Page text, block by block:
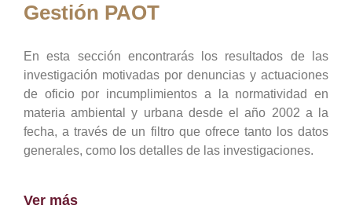
Gestión PAOT
En esta sección encontrarás los resultados de las
investigación motivadas por denuncias y actuaciones
de oficio por incumplimientos a la normatividad en
materia ambiental y urbana desde el año 2002 a la
fecha, a través de un filtro que ofrece tanto los datos
generales, como los detalles de las investigaciones.
Ver más